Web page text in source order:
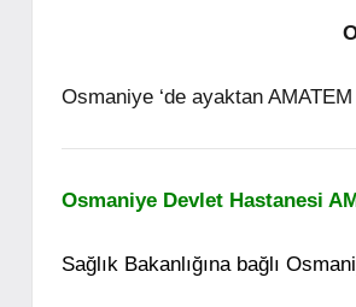
Osmaniye ‘de ayaktan
Osmaniye Devlet Hastanesi
Sağlık Bakanlığına bağlı